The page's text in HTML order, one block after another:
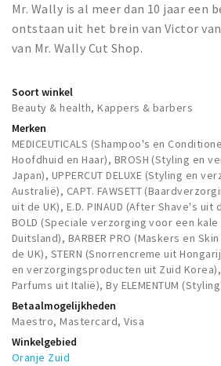
Uitjes & activiteiten
Toeristische routes
Baroniepoorten
Sport
Privacy
Inloggen
Mr. Wally is al meer dan 10 jaar een
ontstaan uit het brein van Victor
van Mr. Wally Cut Shop.
Soort winkel
Beauty & health, Kappers & barbers
Merken
MEDICEUTICALS (Shampoo's en
Hoofdhuid en Haar), BROSH (Styling en
Japan), UPPERCUT DELUXE (Styling en
Australië), CAPT. FAWSETT
uit de UK), E.D. PINAUD (After Shave's uit
BOLD (Speciale verzorging voor een
Duitsland), BARBER PRO (Maskers en
de UK), STERN (Snorrencreme uit
en verzorgingsproducten uit Zuid Korea),
Parfums uit Italië), By ELEMENTUM
Betaalmogelijkheden
Maestro, Mastercard, Visa
Winkelgebied
Oranje Zuid